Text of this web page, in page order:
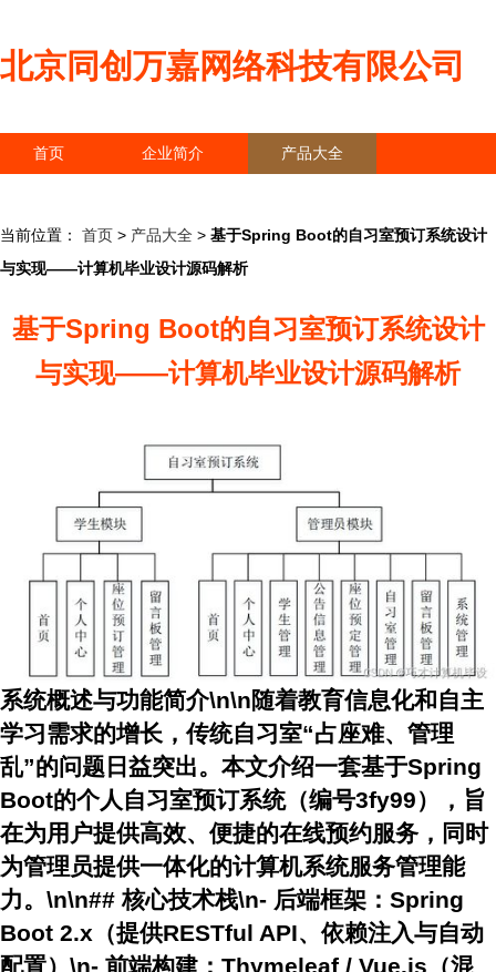
北京同创万嘉网络科技有限公司
首页 企业简介 产品大全
当前位置： 首页 > 产品大全 > 基于Spring Boot的自习室预订系统设计
与实现——计算机毕业设计源码解析
基于Spring Boot的自习室预订系统设计
与实现——计算机毕业设计源码解析
系统概述与功能简介\n\n随着教育信息化和自主
学习需求的增长，传统自习室“占座难、管理
乱”的问题日益突出。本文介绍一套基于Spring
Boot的个人自习室预订系统（编号3fy99），旨
在为用户提供高效、便捷的在线预约服务，同时
为管理员提供一体化的计算机系统服务管理能
力。\n\n## 核心技术栈\n- 后端框架 ：Spring
Boot 2.x（提供RESTful API、依赖注入与自动
配置）\n- 前端构建 ：Thymeleaf / Vue.js（混